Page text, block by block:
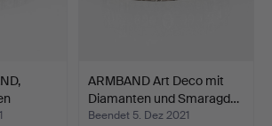
ARMBAND Art Deco mit
Diamanten und Smaragd…
Beendet 5. Dez 2021